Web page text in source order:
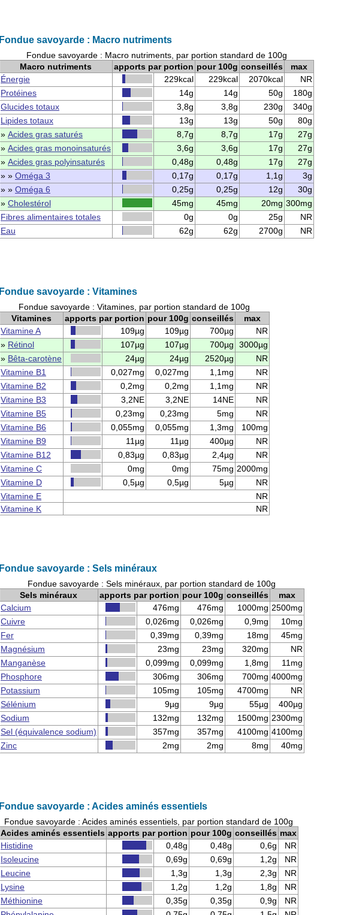
Fondue savoyarde : Macro nutriments
Fondue savoyarde : Macro nutriments, par portion standard de 100g
Macro nutriments
apports par portion pour 100g conseillés
max
Énergie
229kcal 229kcal 2070kcal
NR
Protéines
14g 14g 50g
180g
Glucides totaux
3,8g 3,8g 230g
340g
Lipides totaux
13g 13g 50g
80g
» Acides gras saturés 8,7g 8,7g 17g
27g
» Acides gras monoinsaturés 3,6g 3,6g 17g
27g
» Acides gras polyinsaturés 0,48g 0,48g 17g
27g
» » Oméga 3 0,17g 0,17g 1,1g
3g
» » Oméga 6 0,25g 0,25g 12g
30g
» Cholestérol 45mg 45mg 20mg 300mg
Fibres alimentaires totales
0g 0g 25g
NR
Eau
62g 62g 2700g NR
Fondue savoyarde : Vitamines
Fondue savoyarde : Vitamines, par portion standard de 100g
Vitamines
apports par portion pour 100g conseillés
max
Vitamine A
109µg 109µg 700µg
NR
» Rétinol 107µg 107µg 700µg
3000µg
» Bêta-carotène 24µg 24µg 2520µg
NR
Vitamine B1
0,027mg 0,027mg 1,1mg
NR
Vitamine B2
0,2mg 0,2mg 1,1mg
NR
Vitamine B3
3,2NE 3,2NE 14NE
NR
Vitamine B5
0,23mg 0,23mg 5mg
NR
Vitamine B6
0,055mg 0,055mg 1,3mg
100mg
Vitamine B9
11µg 11µg 400µg
NR
Vitamine B12
0,83µg 0,83µg 2,4µg
NR
Vitamine C
0mg 0mg 75mg 2000mg
Vitamine D
0,5µg 0,5µg 5µg
NR
Vitamine E
NR
Vitamine K
NR
Fondue savoyarde : Sels minéraux
Fondue savoyarde : Sels minéraux, par portion standard de 100g
Sels minéraux
apports par portion pour 100g conseillés
max
Calcium
476mg 476mg 1000mg 2500mg
Cuivre
0,026mg 0,026mg 0,9mg
10mg
Fer
0,39mg 0,39mg 18mg
45mg
Magnésium
23mg 23mg 320mg
NR
Manganèse
0,099mg 0,099mg 1,8mg
11mg
Phosphore
306mg 306mg 700mg 4000mg
Potassium
105mg 105mg 4700mg
NR
Sélénium
9µg 9µg 55µg
400µg
Sodium
132mg 132mg 1500mg 2300mg
Sel (équivalence sodium)
357mg 357mg 4100mg 4100mg
Zinc
2mg 2mg 8mg 40mg
Fondue savoyarde : Acides aminés essentiels
Fondue savoyarde : Acides aminés essentiels, par portion standard de 100g
Acides aminés essentiels apports par portion pour 100g conseillés max
Histidine
0,48g 0,48g 0,6g
NR
Isoleucine
0,69g 0,69g 1,2g
NR
Leucine
1,3g 1,3g 2,3g
NR
Lysine
1,2g 1,2g 1,8g
NR
Méthionine
0,35g 0,35g 0,9g
NR